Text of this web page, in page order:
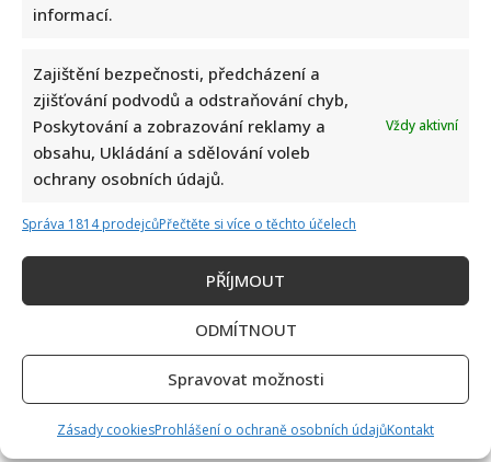
informací.
Zajištění bezpečnosti, předcházení a
zjišťování podvodů a odstraňování chyb,
Poskytování a zobrazování reklamy a
obsahu, Ukládání a sdělování voleb
ochrany osobních údajů.
Vždy aktivní
Správa 1814 prodejcůPřečtěte si více o těchto účelech
PŘÍJMOUT
ODMÍTNOUT
Spravovat možnosti
Zásady cookiesProhlášení o ochraně osobních údajůKontakt